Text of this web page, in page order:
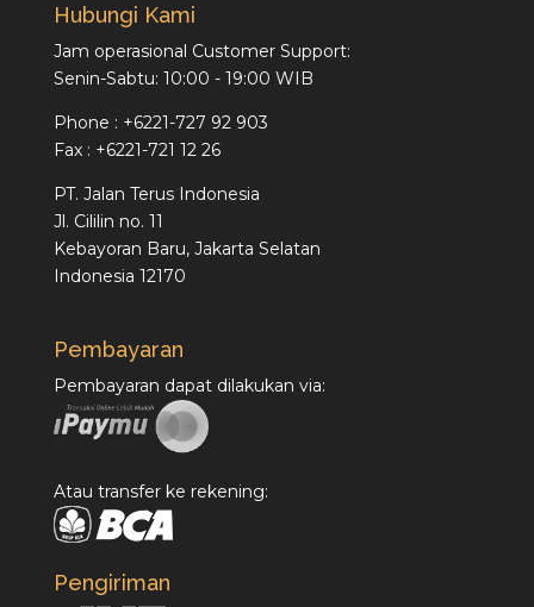
Hubungi Kami
Jam operasional Customer Support:
Senin-Sabtu: 10:00 - 19:00 WIB
Phone : +6221-727 92 903
Fax : +6221-721 12 26
PT. Jalan Terus Indonesia
Jl. Cililin no. 11
Kebayoran Baru, Jakarta Selatan
Indonesia 12170
Pembayaran
Pembayaran dapat dilakukan via:
Atau transfer ke rekening:
Pengiriman